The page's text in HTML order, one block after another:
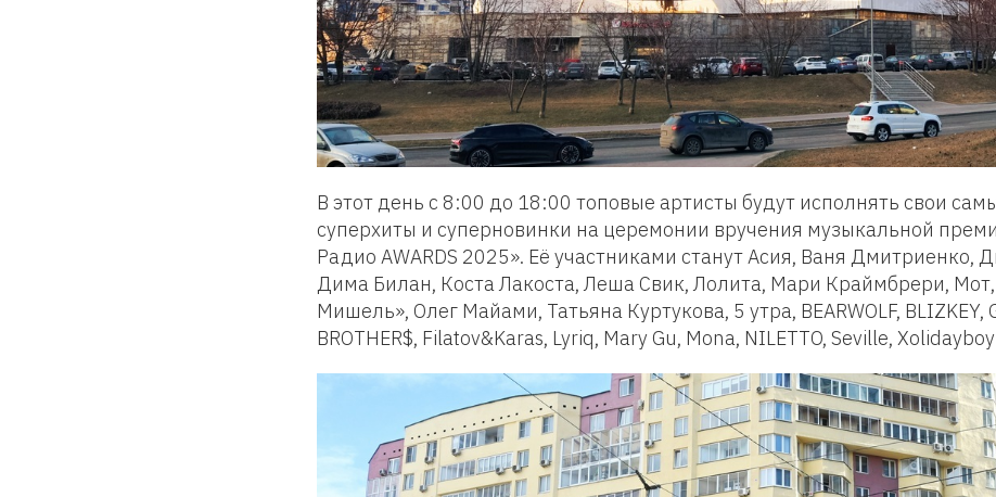
В этот день с 8:00 до 18:00 топовые артисты будут исполнять свои
суперхиты и суперновинки на церемонии вручения музыкальной
Радио AWARDS 2025». Её участниками станут Асия, Ваня Дмитриенко,
Дима Билан, Коста Лакоста, Леша Свик, Лолита, Мари Краймбрери,
Мишель», Олег Майами, Татьяна Куртукова, 5 утра, BEARWOLF, BLIZKEY,
BROTHER$, Filatov&Karas, Lyriq, Mary Gu, Mona, NILETTO, Seville,